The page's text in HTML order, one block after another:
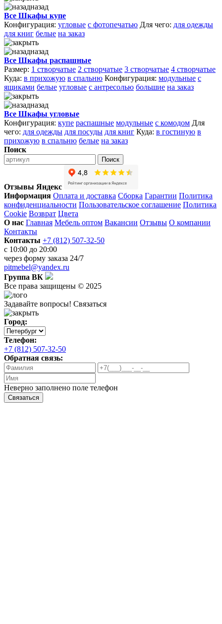
назад
Все Шкафы купе
Конфигурация: угловые с фотопечатью Для чего: для одежды
для книг белые на заказ
назад
Все Шкафы распашные
Размер: 1 створчатые 2 створчатые 3 створчатые 4 створчатые
Куда: в прихожую в спальню Конфигурация: модульные с
ящиками белые угловые с антресолью большие на заказ
назад
Все Шкафы угловые
Конфигурация: купе распашные модульные с комодом Для
чего: для одежды для посуды для книг Куда: в гостиную в
прихожую в спальню белые на заказ
Поиск
Поиск
Отзывы Яндекс
Информация Оплата и доставка Сборка Гарантии Политика
конфиденциальности Пользовательское соглашение Политика
Cookie Возврат Цвета
О нас Главная Мебель оптом Вакансии Отзывы О компании
Контакты
Контакты +7 (812) 507-32-50
с 10:00 до 20:00
через форму заказа 24/7
pitmebel@yandex.ru
Группа ВК
Все права защищены © 2025
Задавайте вопросы! Связаться
Город:
Телефон:
+7 (812) 507-32-50
Обратная связь:
Неверно заполнено поле телефон
Связаться